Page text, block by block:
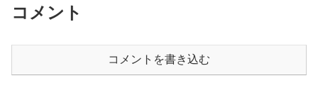
コメント
コメントを書き込む